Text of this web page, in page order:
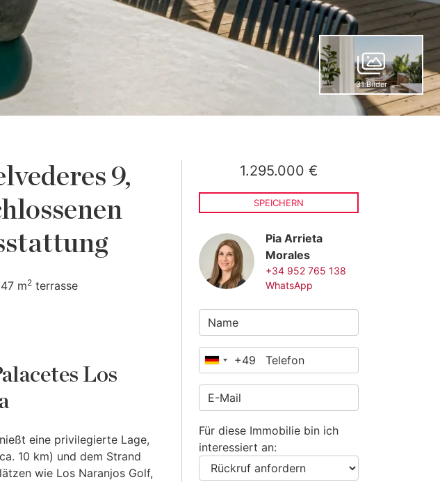
31 Bilder
9,
47 m2terrasse
Los
eine privilegierte Lage,
10 km) und dem Strand
wie Los Naranjos Golf,
1.295.000 €
SPEICHERN
Pia Arrieta
Morales
+34 952 765 138
WhatsApp
Deutschland
+49
+49
Für diese Immobilie bin ich
interessiert an: